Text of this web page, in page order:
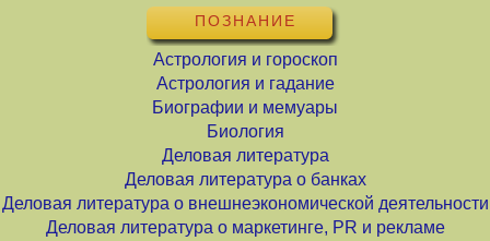
ПОЗНАНИЕ
Астрология и гороскоп
Астрология и гадание
Биографии и мемуары
Биология
Деловая литература
Деловая литература о банках
Деловая литература о внешнеэкономической деятельности
Деловая литература о маркетинге, PR и рекламе